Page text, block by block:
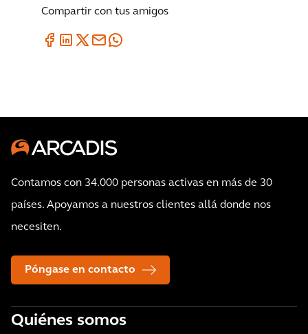
Compartir con tus amigos
Contamos con 34.000 personas activas en más de 30
países. Apoyamos a nuestros clientes allá donde nos
necesiten.
Póngase en contacto
Quiénes somos